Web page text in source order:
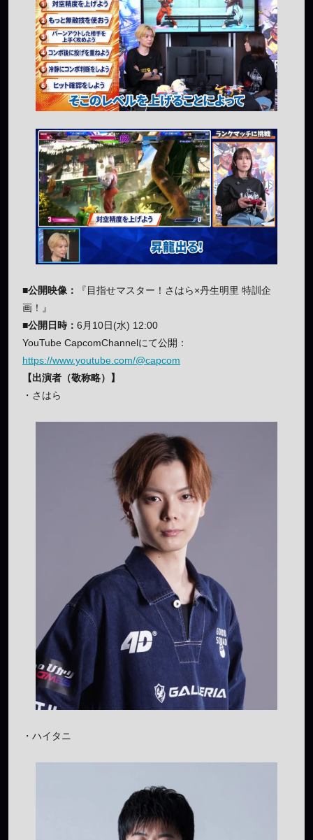
■公開映像：
『目指せマスター！さはら×丹生明里 特訓企
画！』
■公開日時： 6月10日(水) 12:00
YouTube CapcomChannelにて公開：
https://www.youtube.com/@capcom
【出演者（敬称略）】
・さはら
・ハイタニ